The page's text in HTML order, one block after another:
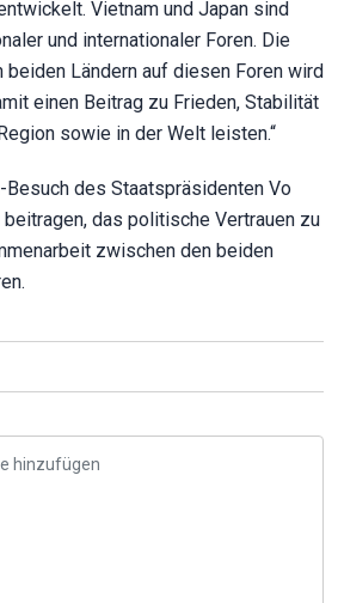
Vietnam und Japan sind
und internationaler Foren. Die
Ländern auf diesen Foren wird
einen Beitrag zu Frieden, Stabilität
sowie in der Welt leisten.“
des Staatspräsidenten Vo
beitragen, das politische Vertrauen zu
zwischen den beiden